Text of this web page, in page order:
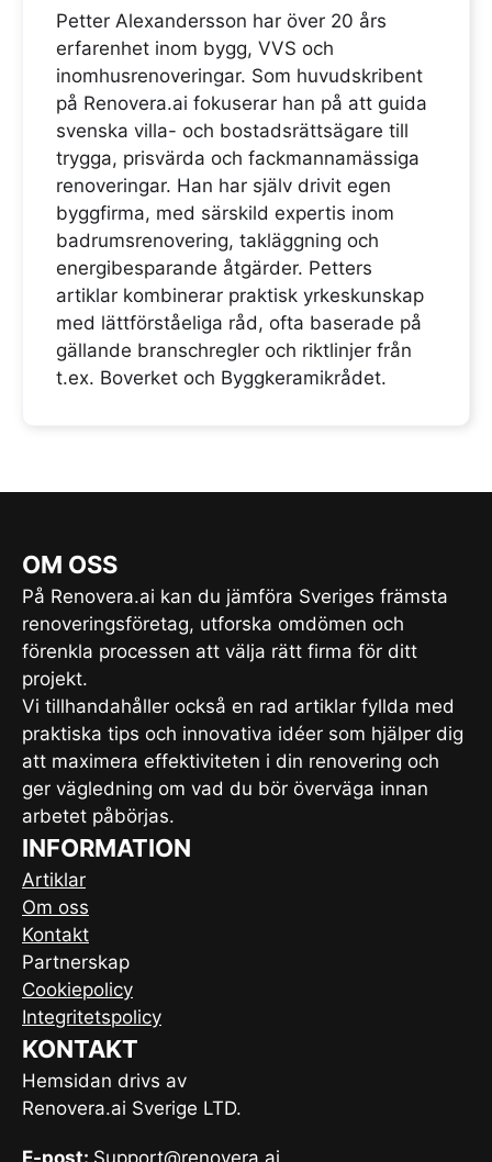
Petter Alexandersson har över 20 års
erfarenhet inom bygg, VVS och
inomhusrenoveringar. Som huvudskribent
på Renovera.ai fokuserar han på att guida
svenska villa- och bostadsrättsägare till
trygga, prisvärda och fackmannamässiga
renoveringar. Han har själv drivit egen
byggfirma, med särskild expertis inom
badrumsrenovering, takläggning och
energibesparande åtgärder. Petters
artiklar kombinerar praktisk yrkeskunskap
med lättförståeliga råd, ofta baserade på
gällande branschregler och riktlinjer från
t.ex. Boverket och Byggkeramikrådet.
OM OSS
På Renovera.ai kan du jämföra Sveriges främsta
renoveringsföretag, utforska omdömen och
förenkla processen att välja rätt firma för ditt
projekt.
Vi tillhandahåller också en rad artiklar fyllda med
praktiska tips och innovativa idéer som hjälper dig
att maximera effektiviteten i din renovering och
ger vägledning om vad du bör överväga innan
arbetet påbörjas.
INFORMATION
Artiklar
Om oss
Kontakt
Partnerskap
Cookiepolicy
Integritetspolicy
KONTAKT
Hemsidan drivs av
Renovera.ai Sverige LTD.
E-post: Support@renovera.ai